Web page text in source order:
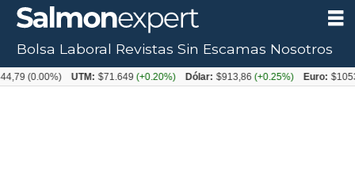
Bolsa Laboral Revistas Sin Escamas Nosotros
UTM: $71.649(+0.20%) Dólar: $913,86(+0.25%) Euro: $1053,08 (-